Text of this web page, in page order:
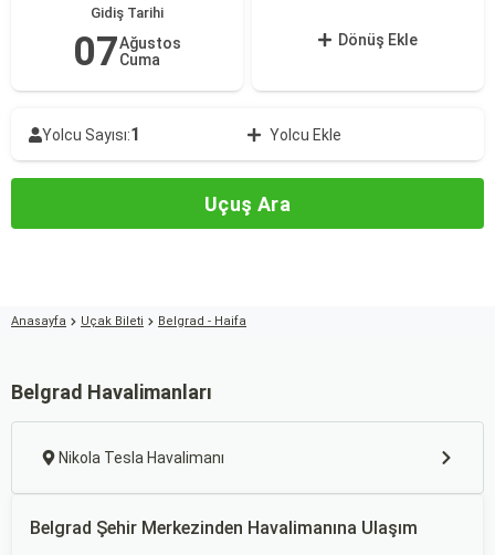
Gidiş Tarihi
07Ağustos
Cuma
Dönüş Ekle
Yolcu Sayısı:1 Yolcu Ekle
Uçuş Ara
Anasayfa Uçak Bileti Belgrad - Haifa
Belgrad Havalimanları
Nikola Tesla Havalimanı
Belgrad Şehir Merkezinden Havalimanına Ulaşım